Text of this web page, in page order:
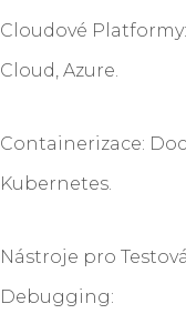
Cloudové
Cloud, Azure.
Containerizace:
Kubernetes.
Nástroje pro
Debugging: